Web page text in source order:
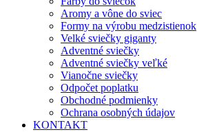
Aromy a vône do sviec
Formy na výrobu medzistienok
Velké sviečky giganty
Adventné sviečky
Adventné sviečky veľké
Vianočne sviečky
Odpočet poplatku
Obchodné podmienky
Ochrana osobných údajov
KONTAKT